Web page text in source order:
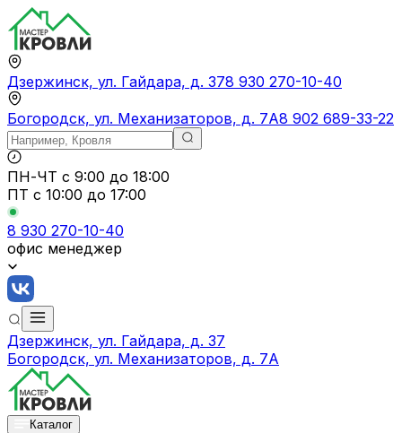
Дзержинск, ул. Гайдара, д. 378 930 270-10-40
Богородск, ул. Механизаторов, д. 7А8 902 689-33-22
ПН-ЧТ с 9:00 до 18:00
ПТ с 10:00 до 17:00
8 930 270-10-40
офис менеджер
Дзержинск, ул. Гайдара, д. 37
Богородск, ул. Механизаторов, д. 7А
Каталог